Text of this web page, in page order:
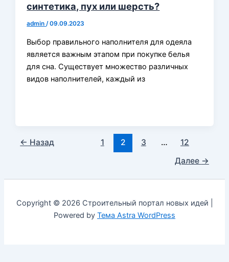
синтетика, пух или шерсть?
admin/09.09.2023
Выбор правильного наполнителя для одеяла
является важным этапом при покупке белья
для сна. Существует множество различных
видов наполнителей, каждый из
← Назад 1 2 3 …
12
Далее →
Copyright © 2026 Строительный портал новых идей |
Powered by Тема Astra WordPress